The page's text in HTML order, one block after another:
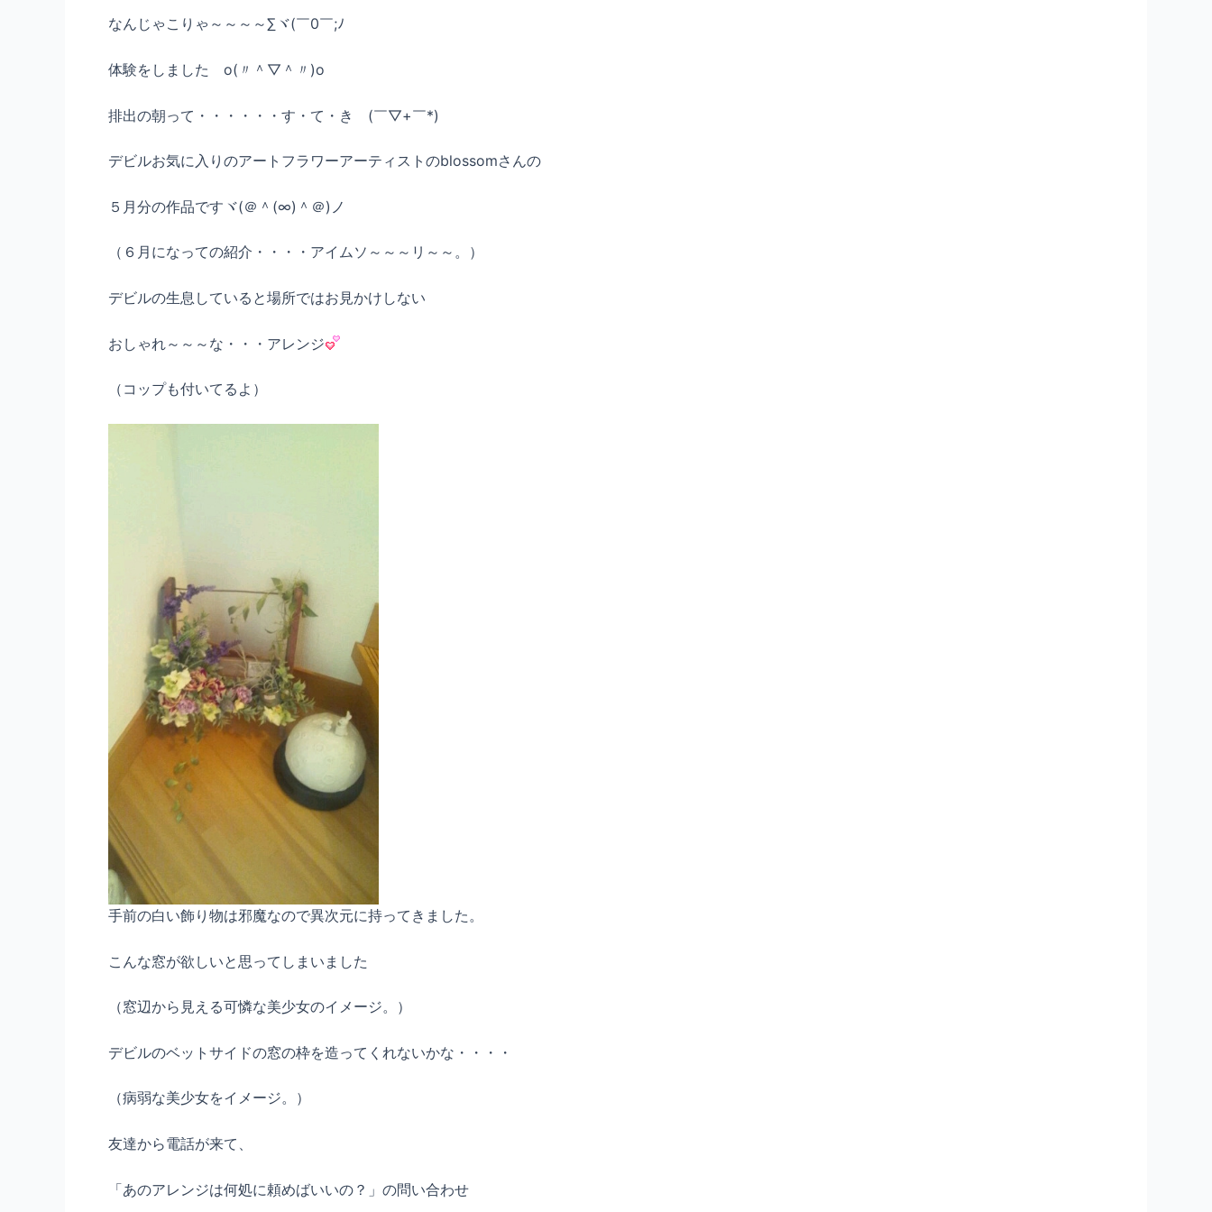
なんじゃこりゃ～～～～∑ヾ(￣0￣;ﾉ
体験をしました o(〃＾▽＾〃)o
排出の朝って・・・・・・す・て・き (￣▽+￣*)
デビルお気に入りのアートフラワーアーティストのblossomさんの
５月分の作品ですヾ(＠＾(∞)＾＠)ノ
（６月になっての紹介・・・・アイムソ～～～リ～～。）
デビルの生息していると場所ではお見かけしない
おしゃれ～～～な・・・アレンジ
（コップも付いてるよ）
手前の白い飾り物は邪魔なので異次元に持ってきました。
こんな窓が欲しいと思ってしまいました
（窓辺から見える可憐な美少女のイメージ。）
デビルのベットサイドの窓の枠を造ってくれないかな・・・・
（病弱な美少女をイメージ。）
友達から電話が来て、
「あのアレンジは何処に頼めばいいの？」の問い合わせ